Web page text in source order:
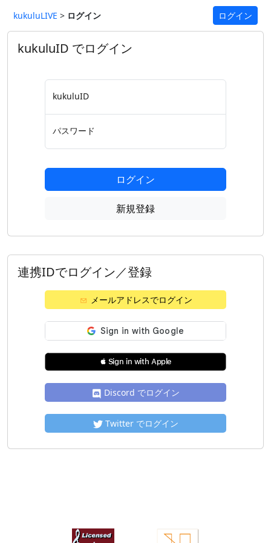
kukuluLIVE > ログイン ログイン
kukuluID でログイン
kukuluID
パスワード
ログイン
新規登録
連携IDでログイン／登録
メールアドレスでログイン
 Sign in with Apple
Discord でログイン
Twitter でログイン